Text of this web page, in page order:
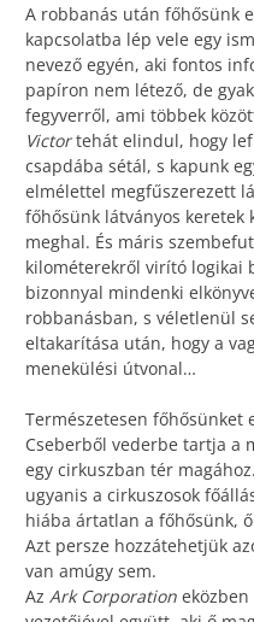
A robbanás után főhősünk
kapcsolatba lép vele egy
nevező egyén, aki fontos
papíron nem létező, de
fegyverről, ami többek
Victortehát elindul, hogy
csapdába sétál, s kapunk
elmélettel megfűszerezett
főhősünk látványos keretek
meghal. És máris
kilométerekről virító logikai
bizonnyal mindenki
robbanásban, s véletlenül
eltakarítása után, hogy a
menekülési útvonal…
Természetesen főhősünket
Cseberből vederbe tartja a
egy cirkuszban tér
ugyanis a cirkuszosok
hiába ártatlan a főhősünk,
Azt persze hozzátehetjük
van amúgy sem.
Az Ark Corporation